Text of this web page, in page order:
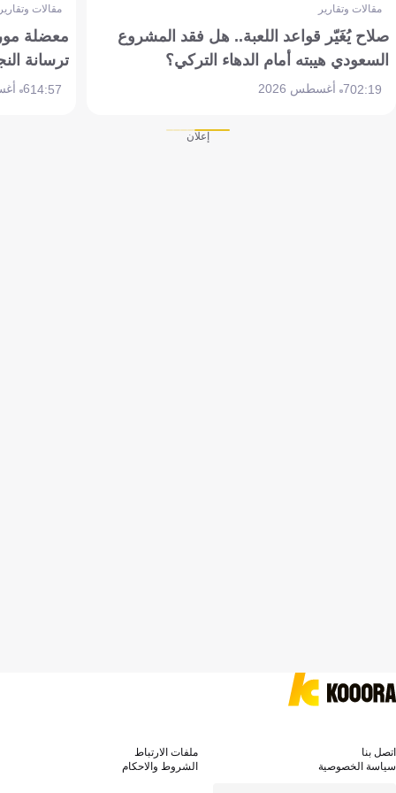
مقالات وتقارير
صلاح يُغَيّر قواعد اللعبة.. هل فقد المشروع
السعودي هيبته أمام الدهاء التركي؟
02:197 أغسطس 2026
مقالات
معضلة
ترسانة
14:576 أغسطس 2026
إعلان
اتصل بنا
ملفات الارتباط
سياسة الخصوصية
الشروط والاحكام